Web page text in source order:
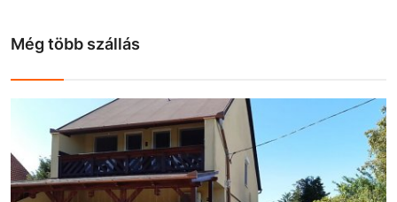
Még több szállás